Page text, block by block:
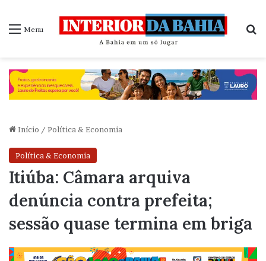
Menu
Início / Política & Economia
Política & Economia
Itiúba: Câmara arquiva
denúncia contra prefeita;
sessão quase termina em briga